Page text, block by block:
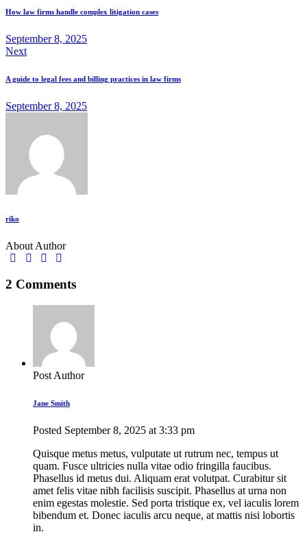
How law firms handle complex litigation cases
September 8, 2025
Next
A guide to legal fees and billing practices in law firms
September 8, 2025
riko
About Author
2 Comments
Post Author
Jane Smith
Posted September 8, 2025 at 3:33 pm
Quisque metus metus, vulputate ut rutrum nec, tempus ut
quam. Fusce ultricies nulla vitae odio fringilla faucibus.
Phasellus id metus dui. Aliquam erat volutpat. Curabitur sit
amet felis vitae nibh facilisis suscipit. Phasellus at urna non
enim egestas molestie. Sed porta tristique ex, vel iaculis lorem
bibendum et. Donec iaculis arcu neque, at mattis nisi lobortis
in.